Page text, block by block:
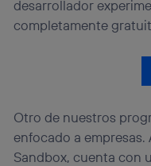
desarrollador
completamente
Otro de nuestros
enfocado a empresas.
Sandbox, cuenta con